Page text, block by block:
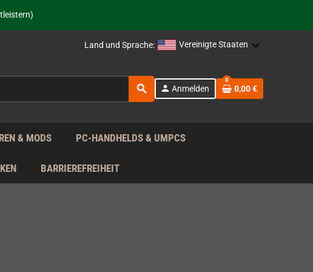
EU!
Land und Sprache: Vereinigte Staaten
search person Anmelden
0
0,00 €
& MODS PC-HANDHELDS & UMPCS
BARRIEREFREIHEIT